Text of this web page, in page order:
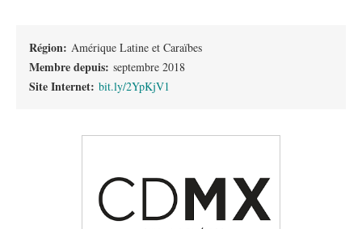
Région: Amérique Latine et Caraïbes
Membre depuis: septembre 2018
Site Internet: bit.ly/2YpKjV1